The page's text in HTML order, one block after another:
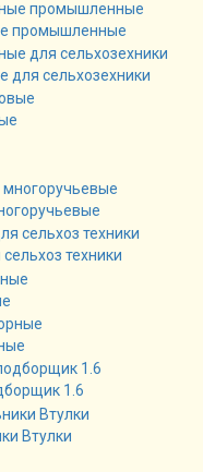
промышленные
для сельхозехники
техники
1.6
Втулки